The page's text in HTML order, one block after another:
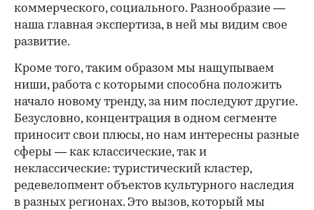
коммерческого, социального. Разнообразие —
наша главная экспертиза, в ней мы видим свое
развитие.
Кроме того, таким образом мы нащупываем
ниши, работа с которыми способна положить
начало новому тренду, за ним последуют другие.
Безусловно, концентрация в одном сегменте
приносит свои плюсы, но нам интересны разные
сферы — как классические, так и
неклассические: туристический кластер,
редевелопмент объектов культурного наследия
в разных регионах. Это вызов, который мы